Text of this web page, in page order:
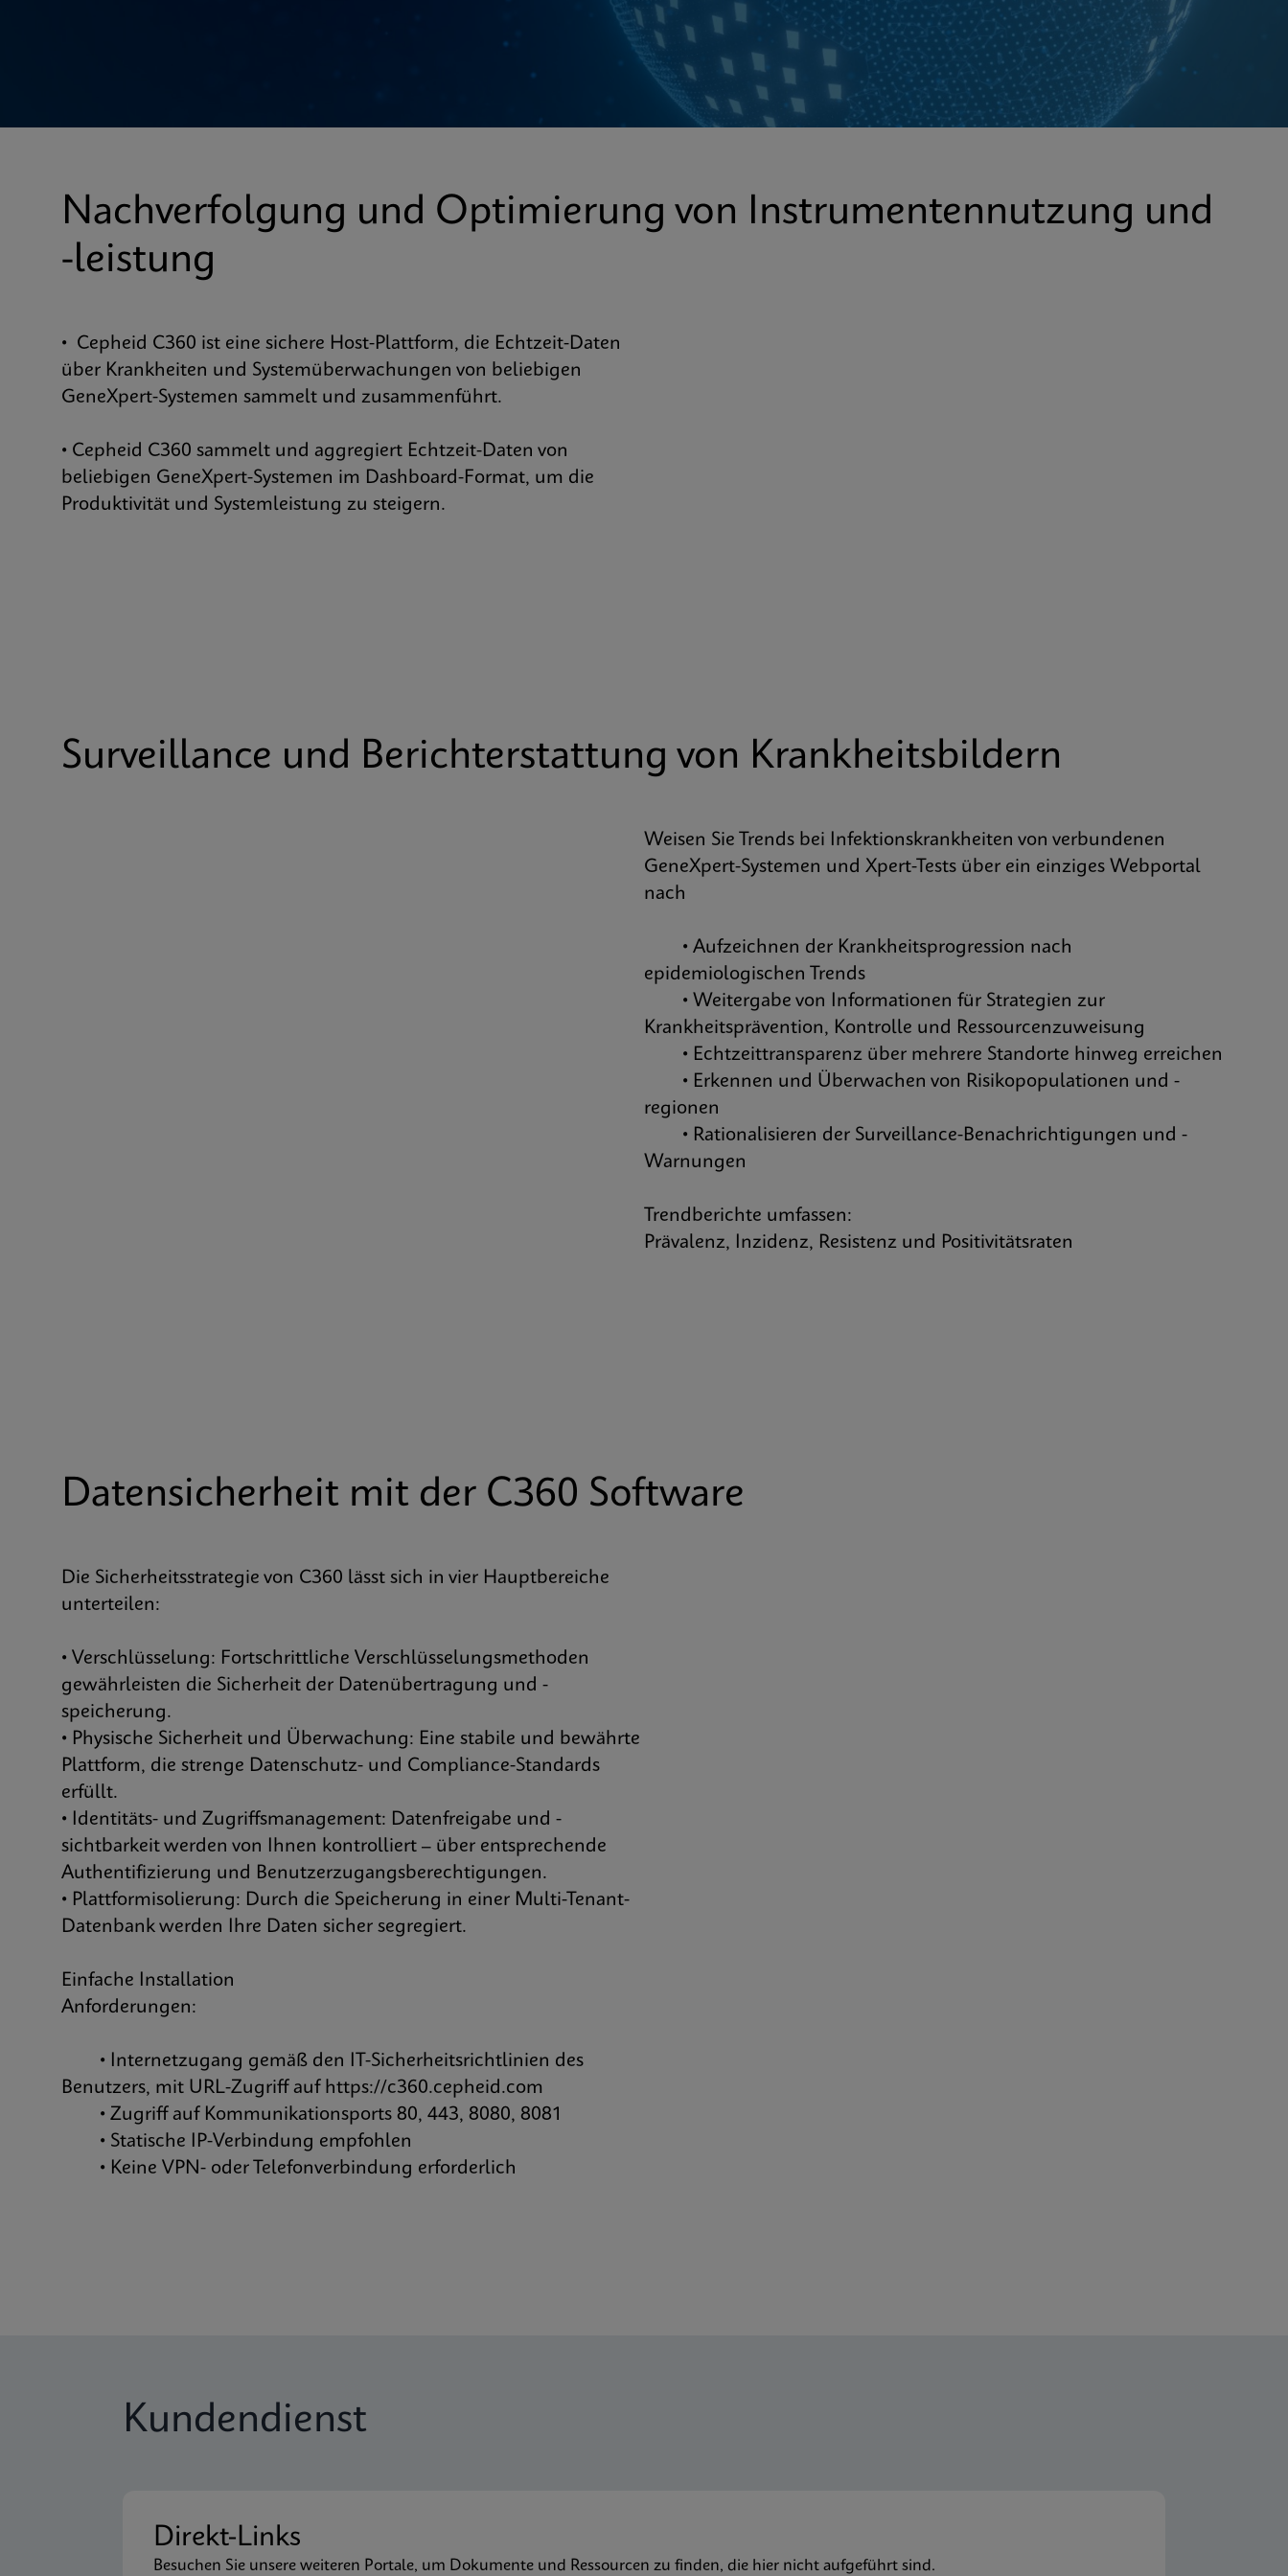
Nachverfolgung und Optimierung von Instrumentennutzung und
-leistung
• Cepheid C360 ist eine sichere Host-Plattform, die Echtzeit-Daten
über Krankheiten und Systemüberwachungen von beliebigen
GeneXpert-Systemen sammelt und zusammenführt.
• Cepheid C360 sammelt und aggregiert Echtzeit-Daten von
beliebigen GeneXpert-Systemen im Dashboard-Format, um die
Produktivität und Systemleistung zu steigern.
Surveillance und Berichterstattung von Krankheitsbildern
Weisen Sie Trends bei Infektionskrankheiten von verbundenen
GeneXpert-Systemen und Xpert-Tests über ein einziges Webportal
nach
• Aufzeichnen der Krankheitsprogression nach
epidemiologischen Trends
• Weitergabe von Informationen für Strategien zur
Krankheitsprävention, Kontrolle und Ressourcenzuweisung
• Echtzeittransparenz über mehrere Standorte hinweg erreichen
• Erkennen und Überwachen von Risikopopulationen und -
regionen
• Rationalisieren der Surveillance-Benachrichtigungen und -
Warnungen
Trendberichte umfassen:
Prävalenz, Inzidenz, Resistenz und Positivitätsraten
Datensicherheit mit der C360 Software
Die Sicherheitsstrategie von C360 lässt sich in vier Hauptbereiche
unterteilen:
• Verschlüsselung: Fortschrittliche Verschlüsselungsmethoden
gewährleisten die Sicherheit der Datenübertragung und -
speicherung.
• Physische Sicherheit und Überwachung: Eine stabile und bewährte
Plattform, die strenge Datenschutz- und Compliance-Standards
erfüllt.
• Identitäts- und Zugriffsmanagement: Datenfreigabe und -
sichtbarkeit werden von Ihnen kontrolliert – über entsprechende
Authentifizierung und Benutzerzugangsberechtigungen.
• Plattformisolierung: Durch die Speicherung in einer Multi-Tenant-
Datenbank werden Ihre Daten sicher segregiert.
Einfache Installation
Anforderungen:
• Internetzugang gemäß den IT-Sicherheitsrichtlinien des
Benutzers, mit URL-Zugriff auf https://c360.cepheid.com
• Zugriff auf Kommunikationsports 80, 443, 8080, 8081
• Statische IP-Verbindung empfohlen
• Keine VPN- oder Telefonverbindung erforderlich
Kundendienst
Direkt-Links
Besuchen Sie unsere weiteren Portale, um Dokumente und Ressourcen zu finden, die hier nicht aufgeführt sind.